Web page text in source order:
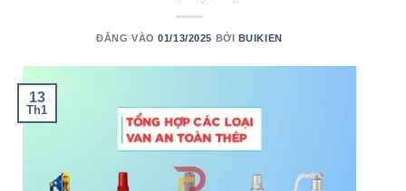
ĐĂNG VÀO01/13/2025 BỞI BUIKIEN
13
Th1